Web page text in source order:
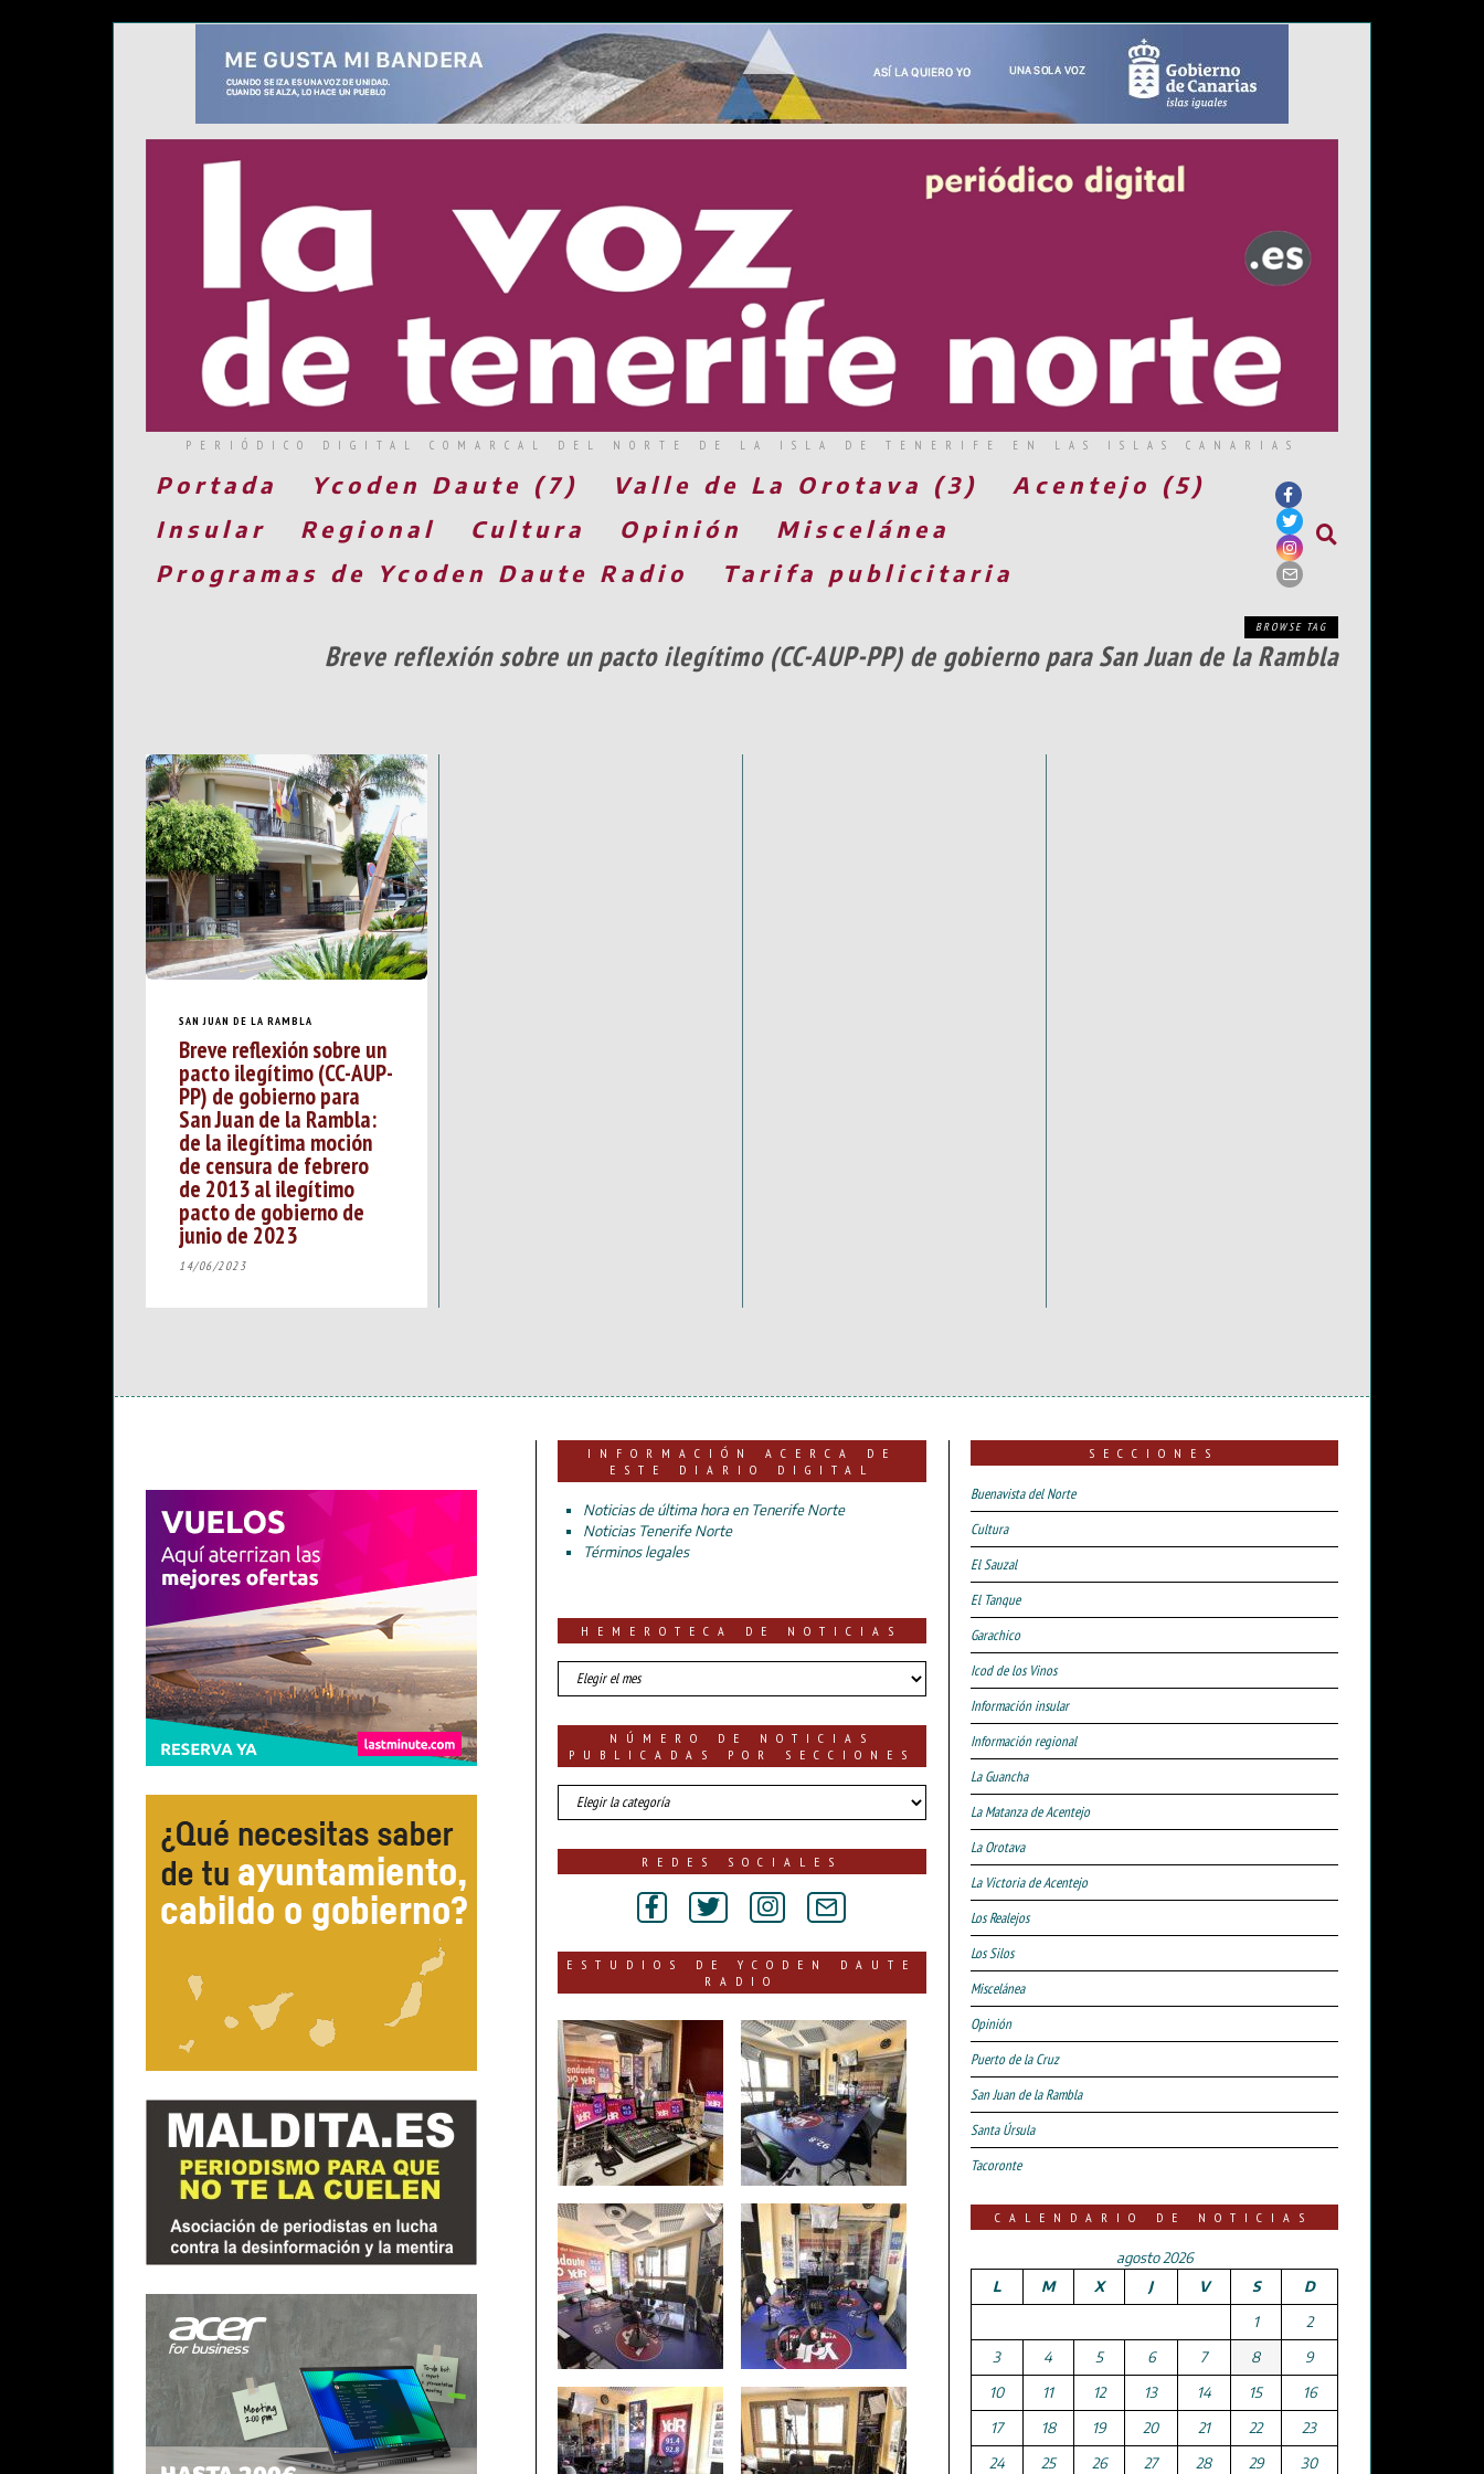
PERIÓDICO DIGITAL COMARCAL DEL NORTE DE LA ISLA DE TENERIFE EN LAS ISLAS CANARIAS
Portada Ycoden Daute (7) Valle de La Orotava (3)
Acentejo (5)
Insular
Regional Cultura Opinión
Miscelánea
Programas de Ycoden Daute Radio
Tarifa publicitaria
BROWSE TAG
Breve reflexión sobre un pacto ilegítimo (CC-AUP-PP) de gobierno para San Juan de la Rambla
SAN JUAN DE LA RAMBLA
Breve reflexión sobre un
pacto ilegítimo (CC-AUP-
PP) de gobierno para
San Juan de la Rambla:
de la ilegítima moción
de censura de febrero
de 2013 al ilegítimo
pacto de gobierno de
junio de 2023
14/06/2023
INFORMACIÓN ACERCA DE
ESTE DIARIO DIGITAL
Noticias de última hora en Tenerife Norte
Noticias Tenerife Norte
Términos legales
HEMEROTECA DE NOTICIAS
HEMEROTECA
DE
NÚMERO DE NOTICIAS
PUBLICADAS POR SECCIONES
número
de
por
REDES SOCIALES
ESTUDIOS DE YCODEN DAUTE
RADIO
SECCIONES
Buenavista del Norte
Cultura
El Sauzal
El Tanque
Garachico
Icod de los Vinos
Información insular
Información regional
La Guancha
La Matanza de Acentejo
La Orotava
La Victoria de Acentejo
Los Realejos
Los Silos
Miscelánea
Opinión
Puerto de la Cruz
San Juan de la Rambla
Santa Úrsula
Tacoronte
CALENDARIO DE NOTICIAS
agosto 2026
L
M X J V S
D
1
2
3
4 5 6 7 8
9
10
11 12 13 14 15
16
17
18 19 20 21 22
23
24
25 26 27 28 29 30